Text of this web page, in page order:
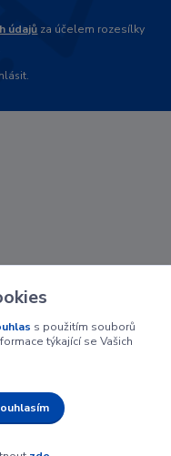
údajů za účelem rozesílky
s použitím souborů
týkající se Vašich